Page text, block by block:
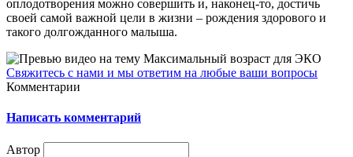
оплодотворения можно совершить и, наконец-то, достичь
своей самой важной цели в жизни – рождения здорового и
такого долгожданного малыша.
Свяжитесь с нами и мы ответим на любые ваши вопросы
Комментарии
Написать комментарий
Автор